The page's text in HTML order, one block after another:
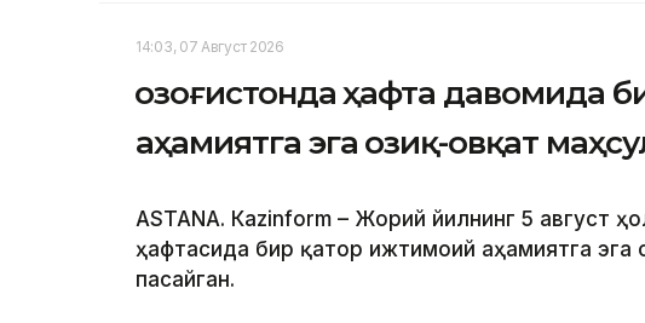
14:03, 07 Август 2026
Қозоғистонда ҳафта давомида
аҳамиятга эга озиқ-овқат
ASTANА. Кazinform – Жорий йилнинг 5 август
ҳафтасида бир қатор ижтимоий аҳамиятга эга
пасайган.